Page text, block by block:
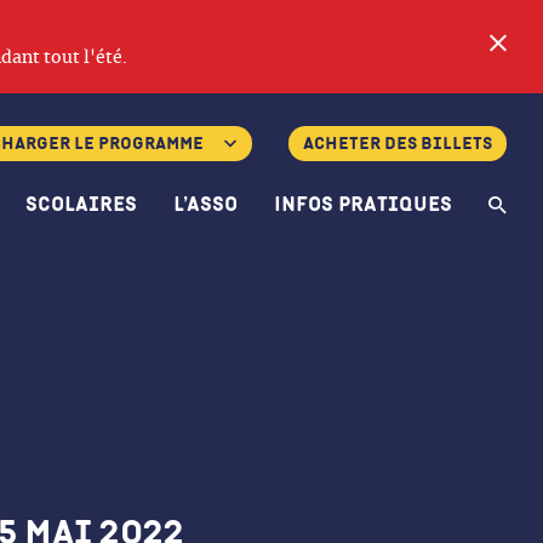
tout l'été.
Scolaires L’asso Infos pratiques
le programme Acheter des billets
et horaires
mai 2022